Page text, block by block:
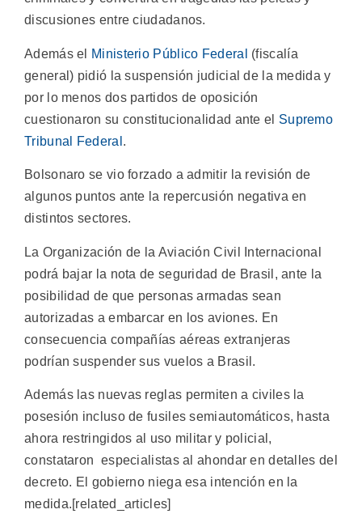
discusiones entre ciudadanos.
Además el Ministerio Público Federal
(fiscalía
general) pidió la suspensión judicial de la medida y
por lo menos dos partidos de oposición
cuestionaron su constitucionalidad ante el Supremo
Tribunal Federal .
Bolsonaro se vio forzado a admitir la revisión de
algunos puntos ante la repercusión negativa en
distintos sectores.
La Organización de la Aviación Civil Internacional
podrá bajar la nota de seguridad de Brasil, ante la
posibilidad de que personas armadas sean
autorizadas a embarcar en los aviones. En
consecuencia compañías aéreas extranjeras
podrían suspender sus vuelos a Brasil.
Además las nuevas reglas permiten a civiles la
posesión incluso de fusiles semiautomáticos, hasta
ahora restringidos al uso militar y policial,
constataron especialistas al ahondar en detalles del
decreto. El gobierno niega esa intención en la
medida.[related_articles]